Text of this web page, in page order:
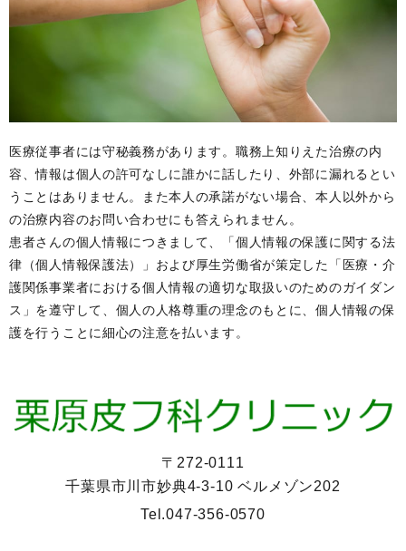
医療従事者には守秘義務があります。職務上知りえた治療の内
容、情報は個人の許可なしに誰かに話したり、外部に漏れるとい
うことはありません。また本人の承諾がない場合、本人以外から
の治療内容のお問い合わせにも答えられません。
患者さんの個人情報につきまして、「個人情報の保護に関する法
律（個人情報保護法）」および厚生労働省が策定した「医療・介
護関係事業者における個人情報の適切な取扱いのためのガイダン
ス」を遵守して、個人の人格尊重の理念のもとに、個人情報の保
護を行うことに細心の注意を払います。
〒272-0111
千葉県市川市妙典4-3-10 ベルメゾン202
Tel.047-356-0570